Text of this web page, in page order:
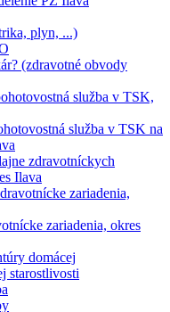
plyn, ...)
(zdravotné obvody
služba v TSK,
služba v TSK na
zdravotníckych
Ilava
zariadenia,
zariadenia, okres
domácej
starostlivosti